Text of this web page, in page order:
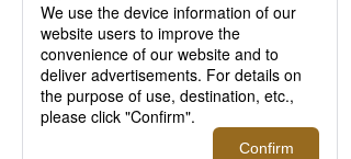
TOP
PHOTO
【10月18日更新】＜ゼニス＞×＜ポ
ーター＞のコラボウォッチが登場す
る「PILOT POP UP STORE」がオー
プン